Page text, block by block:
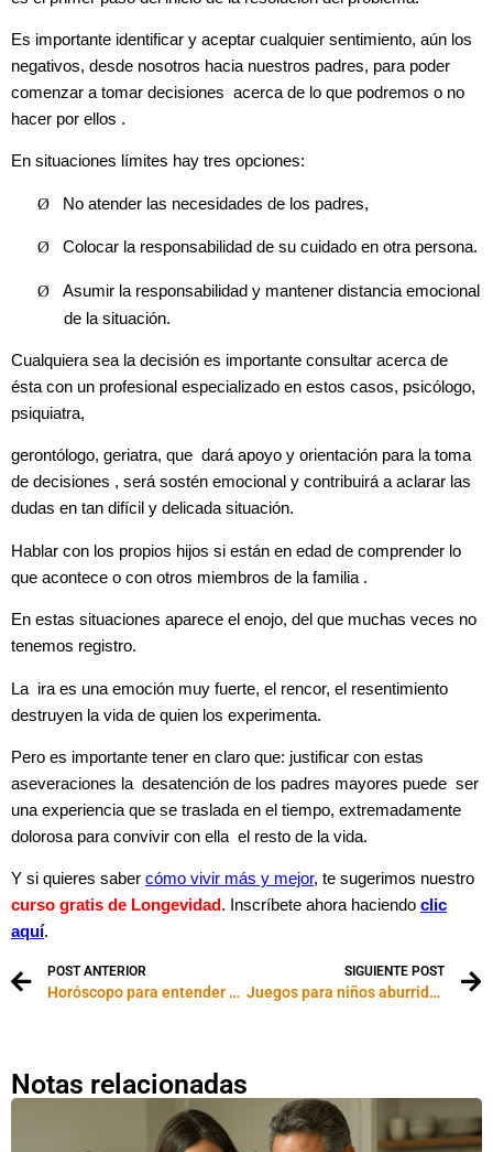
Es importante identificar y aceptar cualquier sentimiento, aún los
negativos, desde nosotros hacia nuestros padres, para poder
comenzar a tomar decisiones acerca de lo que podremos o no
hacer por ellos .
En situaciones límites hay tres opciones:
Ø No atender las necesidades de los padres,
Ø Colocar la responsabilidad de su cuidado en otra persona.
Ø
Asumir la responsabilidad y mantener distancia emocional
de la situación.
Cualquiera sea la decisión es importante consultar acerca de
ésta con un profesional especializado en estos casos, psicólogo,
psiquiatra,
gerontólogo, geriatra, que dará apoyo y orientación para la toma
de decisiones , será sostén emocional y contribuirá a aclarar las
dudas en tan difícil y delicada situación.
Hablar con los propios hijos si están en edad de comprender lo
que acontece o con otros miembros de la familia .
En estas situaciones aparece el enojo, del que muchas veces no
tenemos registro.
La ira es una emoción muy fuerte, el rencor, el resentimiento
destruyen la vida de quien los experimenta.
Pero es importante tener en claro que: justificar con estas
aseveraciones la desatención de los padres mayores puede ser
una experiencia que se traslada en el tiempo, extremadamente
dolorosa para convivir con ella el resto de la vida.
Y si quieres saber cómo vivir más y mejor, te sugerimos nuestro
curso gratis de Longevidad. Inscríbete ahora haciendo clic
aquí.
POST ANTERIOR
Horóscopo para entender a las madres
SIGUIENTE POST
Juegos para niños aburridos los días de lluvia
Notas relacionadas